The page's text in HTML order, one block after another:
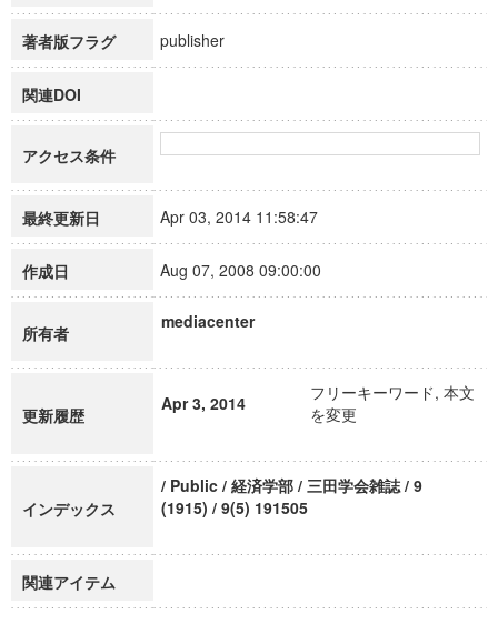
著者版フラグ publisher
関連DOI
アクセス条件
最終更新日 Apr 03, 2014 11:58:47
作成日 Aug 07, 2008 09:00:00
所有者
mediacenter
更新履歴
Apr 3, 2014
フリーキーワード, 本文
を変更
インデックス
/ Public / 経済学部 / 三田学会雑誌 / 9
(1915) / 9(5) 191505
関連アイテム